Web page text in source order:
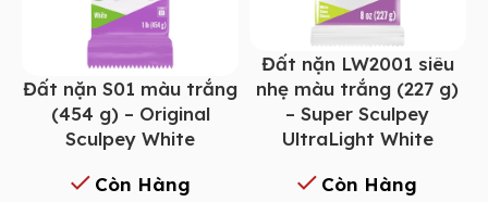
Đất nặn S01 màu trắng
(454 g) – Original
Sculpey White
Còn Hàng
Đất nặn LW2001 siêu
nhẹ màu trắng (227 g)
– Super Sculpey
UltraLight White
Còn Hàng